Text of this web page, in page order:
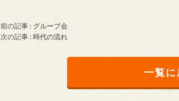
前の記事 : グループ会
次の記事 : 時代の流れ
一覧に